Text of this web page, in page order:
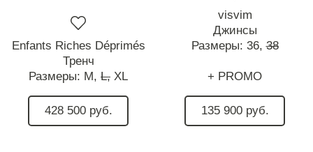
Enfants Riches Déprimés
Тренч
Размеры: M, L, XL
428 500 руб.
visvim
Джинсы
Размеры: 36, 38
+ PROMO
135 900 руб.